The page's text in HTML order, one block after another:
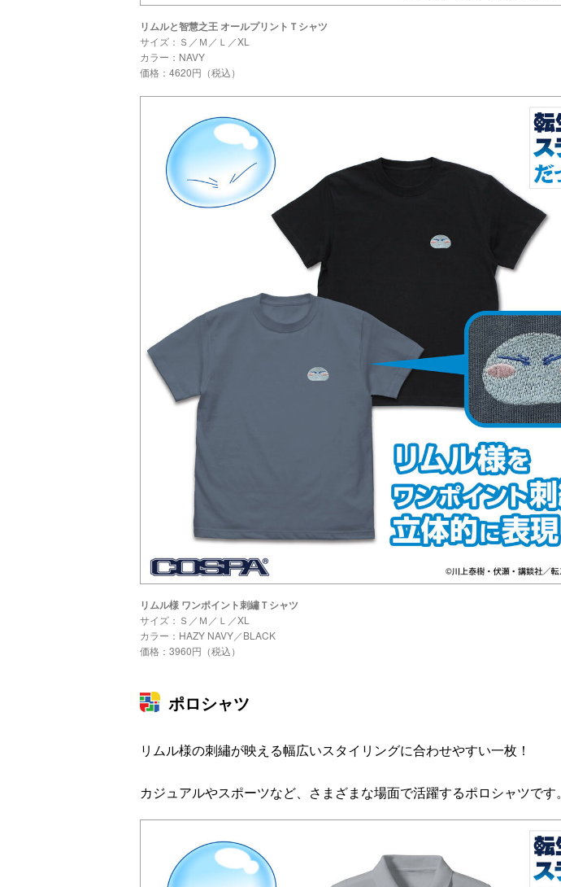
リムルと智慧之王 オールプリントＴシャツ
サイズ：Ｓ／Ｍ／Ｌ／XL
カラー：NAVY
価格：4620円（税込）
リムル様 ワンポイント刺繡Ｔシャツ
サイズ：Ｓ／Ｍ／Ｌ／XL
カラー：HAZY NAVY／BLACK
価格：3960円（税込）
ポロシャツ
リムル様の刺繡が映える幅広いスタイリングに合わせやすい一枚！
カジュアルやスポーツなど、さまざまな場面で活躍するポロシャツです。
【第6話更新
トランスフォー
ー！【月末更
新】
念！ ウルトラ
シ・ダンを演じ
た森次晃嗣氏特
別インタビュー
念！ 仮面ライ
猛を演じた藤岡
弘、氏特別イン
タビュー
売!!